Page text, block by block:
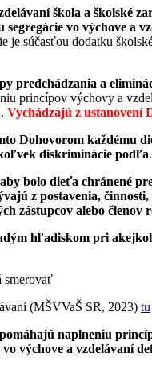
škola a školské
vo výchove a
je súčasťou dodatku
predchádzania a
princípov výchovy a
Vychádzajú z ustanovení
Dohovorom každému
diskriminácie podľa
bolo dieťa chránené
z postavenia,
zástupcov alebo členov
hľadiskom pri
smerovať
(MŠVVaŠ SR, 2023) tu
naplneniu
vo výchove a vzdelávaní